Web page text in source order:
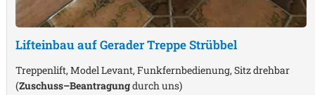
Lifteinbau auf Gerader TreppeStrübbel
Treppenlift, Model Levant, Funkfernbedienung, Sitz drehbar
(Zuschuss–Beantragungdurch uns)